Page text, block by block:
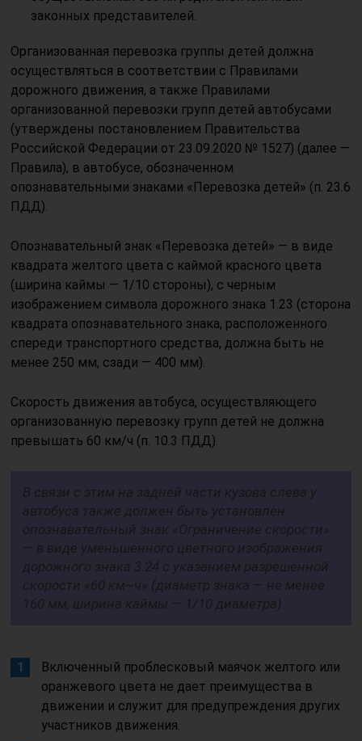
законных представителей.
Организованная перевозка группы детей должна
осуществляться в соответствии с Правилами
дорожного движения, а также Правилами
организованной перевозки групп детей автобусами
(утверждены постановлением Правительства
Российской Федерации от 23.09.2020 № 1527) (далее —
Правила), в автобусе, обозначенном
опознавательными знаками «Перевозка детей» (п. 23.6
ПДД).
Опознавательный знак «Перевозка детей» — в виде
квадрата желтого цвета с каймой красного цвета
(ширина каймы — 1/10 стороны), с черным
изображением символа дорожного знака 1.23 (сторона
квадрата опознавательного знака, расположенного
спереди транспортного средства, должна быть не
менее 250 мм, сзади — 400 мм).
Скорость движения автобуса, осуществляющего
организованную перевозку групп детей не должна
превышать 60 км/ч (п. 10.3 ПДД).
В связи с этим на задней части кузова слева у
автобуса также должен быть установлен
опознавательный знак «Ограничение скорости»
— в виде уменьшенного цветного изображения
дорожного знака 3.24 с указанием разрешенной
скорости «60 км~ч» (диаметр знака — не менее
160 мм, ширина каймы — 1/10 диаметра).
Включенный проблесковый маячок желтого или
оранжевого цвета не дает преимущества в
движении и служит для предупреждения других
участников движения.